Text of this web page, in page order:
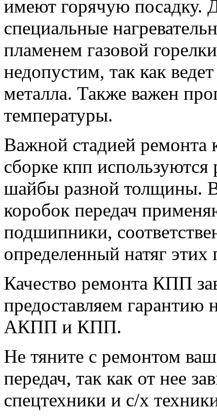
имеют горячую посадку.
специальные
пламенем газовой
недопустим, так как
металла. Также важен
температуры.
Важной стадией ремонта
сборке кпп
шайбы разной толщины.
коробок передач
подшипники,
определенный натяг
Качество ремонта КПП
предоставляем гарантию
АКПП и КПП.
Не тяните с ремонтом
передач, так как от нее
спецтехники и с/х